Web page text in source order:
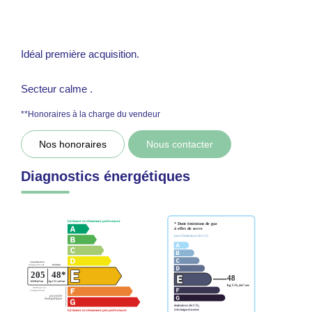
Idéal première acquisition.
Secteur calme .
**Honoraires à la charge du vendeur
Nos honoraires Nous contacter
Diagnostics énergétiques